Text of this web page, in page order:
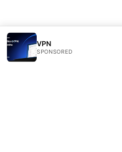
VPN
SPONSORED